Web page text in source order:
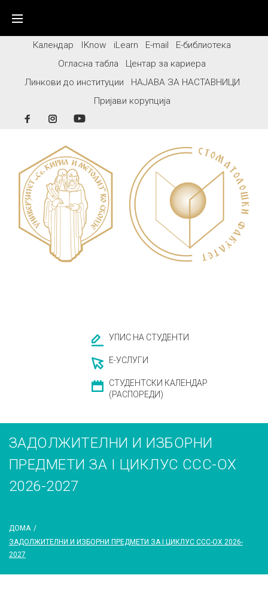
contentКалендар IKnow iLearn E-mail
Е-библиотека
Огласна табла
Центар за кариера
Линкови до институции
НАЈАВА ЗА НАСТАВНИЦИ
Пријави корупција
FacebookInstagram
УПИС НА СТУДЕНТИ
Е-УСЛУГИ
СТУДЕНТСКИ КАЛЕНДАР
(РАСПОРЕДИ)
ЗАДОЛЖИТЕЛНИ И ИЗБОРНИ
ПРЕДМЕТИ ЗА I ЦИКЛУС ССС-ОХ
2026-2027
ДОМА /
ЗАДОЛЖИТЕЛНИ И ИЗБОРНИ ПРЕДМЕТИ ЗА I ЦИКЛУС ССС-ОХ 2026-
2027